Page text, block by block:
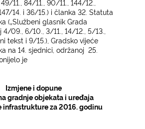
11., 84/11., 90/11., 144/12.,
14. i 36/15.) i članka 32. Statuta
(„Službeni glasnik Grada
4/09., 6/10., 3/11., 14/12., 5/13.,
tekst i 9/15.), Gradsko vijeće
na 14. sjednici, održanoj 25.
je
Izmjene i dopune
gradnje objekata i uređaja
infrastrukture za 2016. godinu